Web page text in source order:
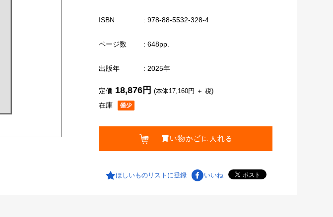
ISBN : 978-88-5532-328-4
ページ数 : 648pp.
出版年 : 2025年
在庫
定価 18,876円 (本体17,160円 ＋ 税)
ほしいものリストに登録 いいね